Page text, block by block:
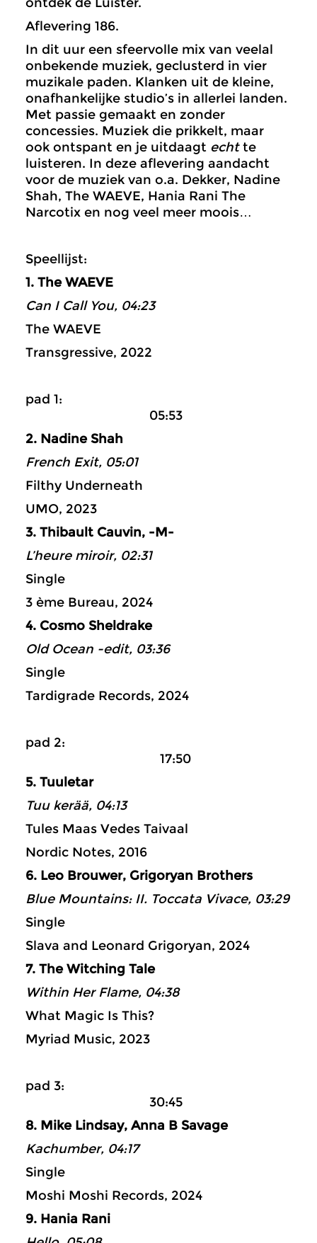
Aflevering 186.
In dit uur een sfeervolle mix van veelal
onbekende muziek, geclusterd in vier
muzikale paden. Klanken uit de kleine,
onafhankelijke studio’s in allerlei landen.
Met passie gemaakt en zonder
concessies. Muziek die prikkelt, maar
ook ontspant en je uitdaagt echtte
luisteren. In deze aflevering aandacht
voor de muziek van o.a. Dekker, Nadine
Shah, The WAEVE, Hania Rani The
Narcotix en nog veel meer moois…
Speellijst:
1. The WAEVE
Can I Call You, 04:23
The WAEVE
Transgressive, 2022
pad 1:
05:53
2. Nadine Shah
French Exit, 05:01
Filthy Underneath
UMO, 2023
3. Thibault Cauvin, -M-
L’heure miroir, 02:31
Single
3 ème Bureau, 2024
4. Cosmo Sheldrake
Old Ocean -edit, 03:36
Single
Tardigrade Records, 2024
pad 2:
17:50
5. Tuuletar
Tuu kerää, 04:13
Tules Maas Vedes Taivaal
Nordic Notes, 2016
6. Leo Brouwer, Grigoryan Brothers
Blue Mountains: II. Toccata Vivace, 03:29
Single
Slava and Leonard Grigoryan, 2024
7. The Witching Tale
Within Her Flame, 04:38
What Magic Is This?
Myriad Music, 2023
pad 3:
30:45
8. Mike Lindsay, Anna B Savage
Kachumber, 04:17
Single
Moshi Moshi Records, 2024
9. Hania Rani